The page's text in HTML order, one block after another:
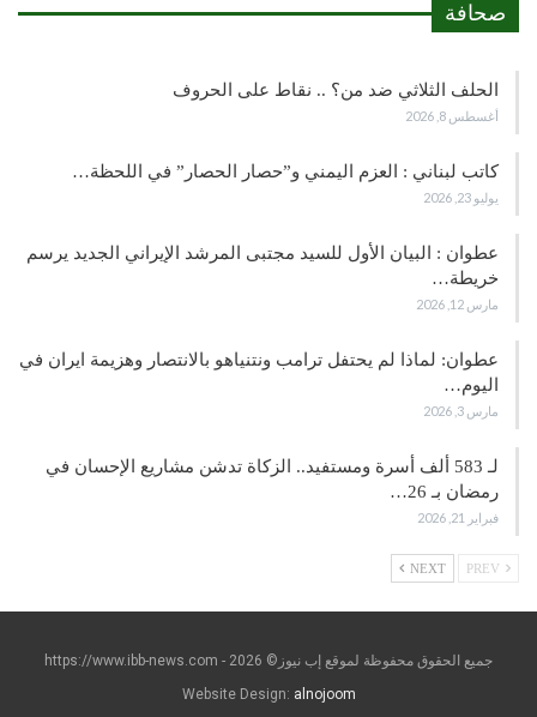
صحافة
الحلف الثلاثي ضد من؟ .. نقاط على الحروف
أغسطس 8, 2026
كاتب لبناني : العزم اليمني و”حصار الحصار” في اللحظة…
يوليو 23, 2026
عطوان : البيان الأول للسيد مجتبى المرشد الإيراني الجديد يرسم
خريطة…
مارس 12, 2026
عطوان: لماذا لم يحتفل ترامب ونتنياهو بالانتصار وهزيمة ايران في
اليوم…
مارس 3, 2026
لـ 583 ألف أسرة ومستفيد.. الزكاة تدشن مشاريع الإحسان في
رمضان بـ 26…
فبراير 21, 2026
NEXT
جميع الحقوق محفوظة لموقع إب نيوز© https://www.ibb-news.com - 2026
Website Design: alnojoom